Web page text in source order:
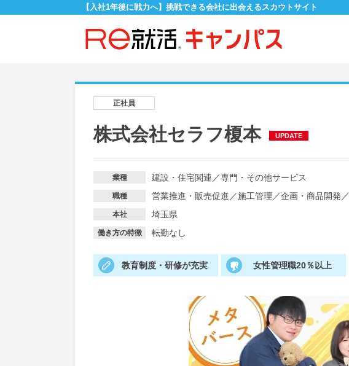
【入社1年後に戦力へ】挑戦できる会社に出会えるスカウトサイト
正社員
株式会社セラフ榎本 UPDATE
業種 建設・住宅関連 ／専門・その他サービス
職種 営業推進・販売促進 ／施工管理 ／企画・商品開発 ／
本社 埼玉県
働き方の特徴 転勤なし
教育制度・研修が充実 女性管理職20％以上